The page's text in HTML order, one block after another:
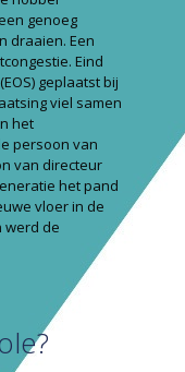
genoeg
draaien. Een
Eind
geplaatst bij
viel samen
het
persoon van
van directeur
het pand
vloer in de
werd de